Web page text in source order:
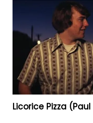
Licorice Pizza